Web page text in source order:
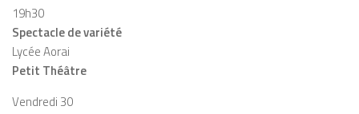
19h30
Spectacle de variété
Lycée Aorai
Petit Théâtre
Vendredi 30